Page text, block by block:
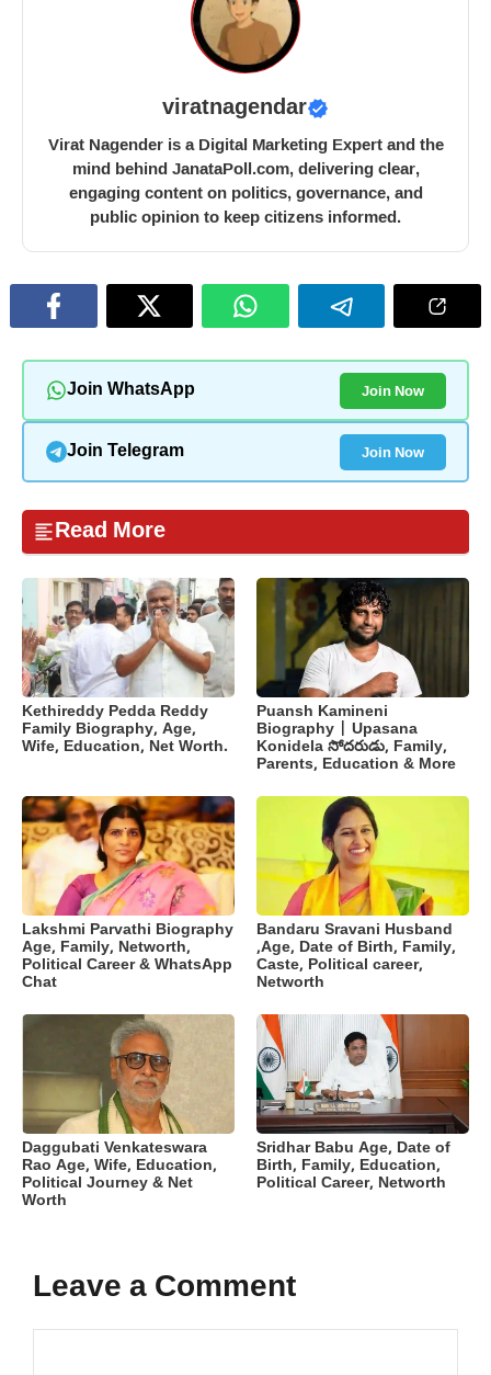
viratnagendar
Virat Nagender is a Digital Marketing Expert and the
mind behind JanataPoll.com, delivering clear,
engaging content on politics, governance, and
public opinion to keep citizens informed.
Join WhatsApp Join Now
Join Telegram Join Now
Read More
Kethireddy Pedda Reddy
Family Biography, Age,
Wife, Education, Net Worth.
Puansh Kamineni
Biography | Upasana
Konidela సోదరుడు, Family,
Parents, Education & More
Lakshmi Parvathi Biography
Age, Family, Networth,
Political Career & WhatsApp
Chat
Bandaru Sravani Husband
,Age, Date of Birth, Family,
Caste, Political career,
Networth
Daggubati Venkateswara
Rao Age, Wife, Education,
Political Journey & Net
Worth
Sridhar Babu Age, Date of
Birth, Family, Education,
Political Career, Networth
Leave a Comment
Comment